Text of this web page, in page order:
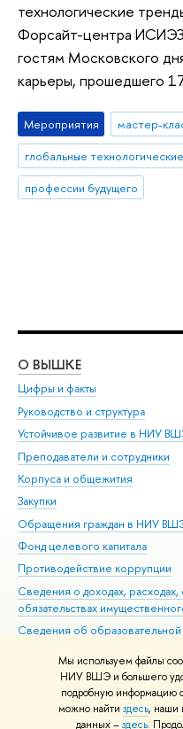
Мы используем файлы
НИУ ВШЭ и большего
подробную информацию
можно найти здесь, наши
данных –здесь.
технологические
Форсайт-центра
гостям Московского
карьеры, прошедшего
Мероприятия мастер-
глобальные
профессии будущего
О ВЫШКЕ
Цифры и факты
Руководство и структура
Устойчивое развитие в НИУ
Преподаватели и сотрудники
Корпуса и общежития
Закупки
Обращения граждан в НИУ
Фонд целевого капитала
Противодействие коррупции
Сведения о доходах,
обязательствах
Сведения об образовательной
Людям с ограниченными
Единая платежная страница
Работа в Вышке